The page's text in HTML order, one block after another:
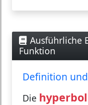
Ausführliche
Funktion
Definition
Die